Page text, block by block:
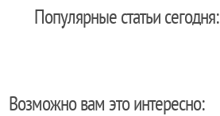
Популярные статьи сегодня:
Возможно вам это интересно: